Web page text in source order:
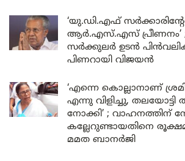
‘യു.ഡി.എഫ്
ആർ.എസ്.എസ് പ്രീണനം’ ;
സർക്കുലർ ഉടൻ
പിണറായി വിജയൻ
‘എന്നെ കൊല്ലാനാണ്
എന്നു വിളിച്ചു,
നോക്കി’ ; വാഹനത്തിന്
കല്ലേറുണ്ടായതിനെ
മമത ബാനർജി